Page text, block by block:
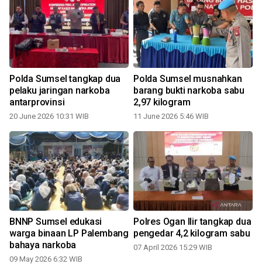
Polda Sumsel tangkap dua
pelaku jaringan narkoba
antarprovinsi
20 June 2026 10:31 WIB
Polda Sumsel musnahkan
barang bukti narkoba sabu
2,97 kilogram
11 June 2026 5:46 WIB
BNNP Sumsel edukasi
warga binaan LP Palembang
bahaya narkoba
09 May 2026 6:32 WIB
Polres Ogan Ilir tangkap dua
pengedar 4,2 kilogram sabu
07 April 2026 15:29 WIB